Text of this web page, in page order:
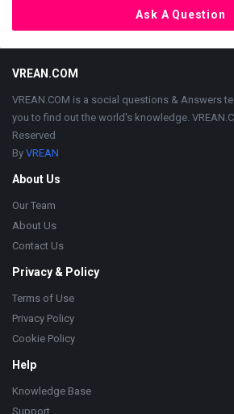
Ask A Question
Footer
VREAN.COM
VREAN.COM is a social questions & Answers
you to find out the world's knowledge.
Reserved
By VREAN
About Us
Our Team
About Us
Contact Us
Privacy & Policy
Terms of Use
Privacy Policy
Cookie Policy
Help
Knowledge Base
Support